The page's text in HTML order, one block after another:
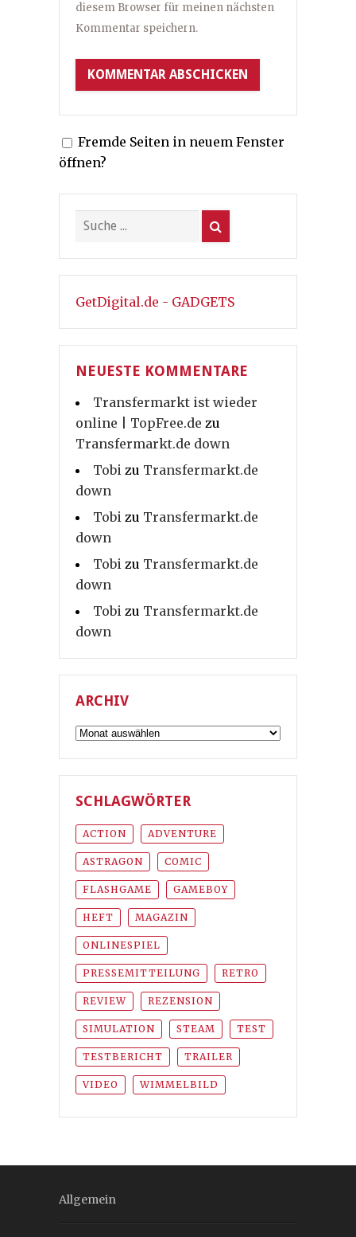
diesem Browser für meinen nächsten
Kommentar speichern.
Fremde Seiten in neuem Fenster
öffnen?
GetDigital.de - GADGETS
NEUESTE KOMMENTARE
Transfermarkt ist wieder
online | TopFree.de zu
Transfermarkt.de down
Tobi zu Transfermarkt.de
down
Tobi zu Transfermarkt.de
down
Tobi zu Transfermarkt.de
down
Tobi zu Transfermarkt.de
down
ARCHIV
Archiv
SCHLAGWÖRTER
ACTION ADVENTURE
ASTRAGON COMIC
FLASHGAME GAMEBOY
HEFT MAGAZIN
ONLINESPIEL
PRESSEMITTEILUNG RETRO
REVIEW REZENSION
SIMULATION STEAM TEST
TESTBERICHT TRAILER
VIDEO WIMMELBILD
Allgemein